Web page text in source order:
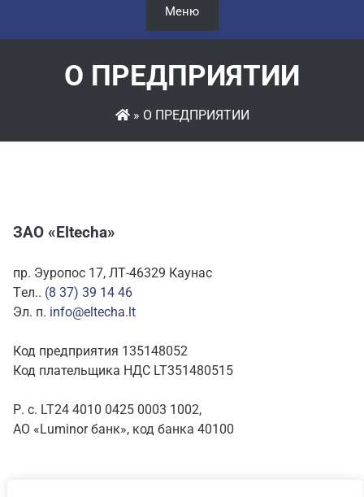
Меню
О ПРЕДПРИЯТИИ
» О ПРЕДПРИЯТИИ
ЗАО «Eltecha»
пр. Эуропос 17, ЛТ-46329 Каунас
Tел.. (8 37) 39 14 46
Эл. п. info@eltecha.lt
Код предприятия 135148052
Код плательщика НДС LT351480515
Р. с. LT24 4010 0425 0003 1002,
АО «Luminor банк», код банка 40100